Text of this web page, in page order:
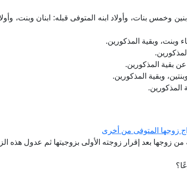
عن زوجة، وابنين وخمس بنات، وأولاد ابنه المتوفى قبله: ابنان وبنت،
وبنت، وبقية المذكورين.
بقية المذكورين.
وبقية المذكورين.
المذكورين.
زوجها المتوفى من أخرى
زوجها بعد إقرار زوجته الأولى بزوجيتها ثم عدول هذه